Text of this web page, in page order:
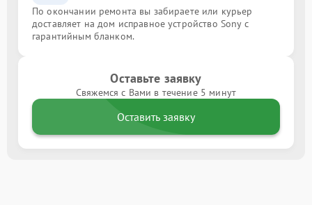
По окончании ремонта вы забираете или курьер
доставляет на дом исправное устройство Sony с
гарантийным бланком.
Оставьте заявку
Свяжемся с Вами в течение 5 минут
Оставить заявку